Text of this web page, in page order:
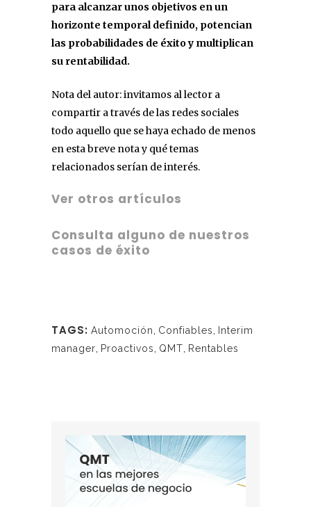
para alcanzar unos objetivos en un
horizonte temporal definido, potencian
las probabilidades de éxito y multiplican
su rentabilidad.
Nota del autor: invitamos al lector a
compartir a través de las redes sociales
todo aquello que se haya echado de menos
en esta breve nota y qué temas
relacionados serían de interés.
Ver otros artículos
Consulta alguno de nuestros
casos de éxito
TAGS: Automoción, Confiables,
Interim
manager, Proactivos, QMT, Rentables